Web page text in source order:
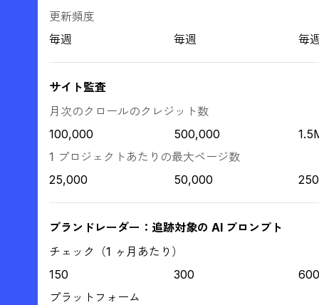
更新頻度
毎週
毎週 毎
サイト監査
月次のクロールのクレジット数
100,000
500,000
1 プロジェクトあたりの最大ページ数
25,000
50,000
ブランドレーダー：追跡対象の AI プロンプト
チェック（1 ヶ月あたり）
150
300
600
プラットフォーム